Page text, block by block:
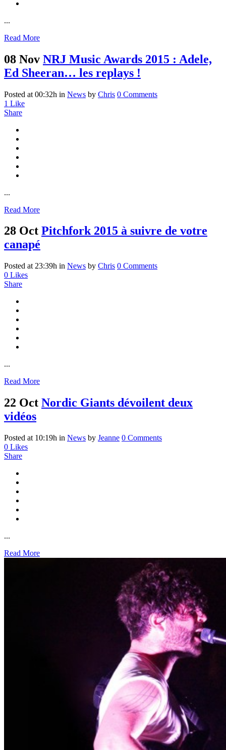
...
Read More
08 Nov NRJ Music Awards 2015 : Adele,
Ed Sheeran… les replays !
Posted at 00:32h in News by Chris 0 Comments
1 Like
Share
...
Read More
28 Oct Pitchfork 2015 à suivre de votre
canapé
Posted at 23:39h in News by Chris 0 Comments
0 Likes
Share
...
Read More
22 Oct Nordic Giants dévoilent deux
vidéos
Posted at 10:19h in News by Jeanne 0 Comments
0 Likes
Share
...
Read More